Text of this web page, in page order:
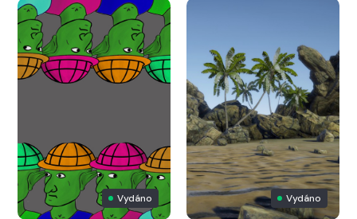
Vydáno Vydáno